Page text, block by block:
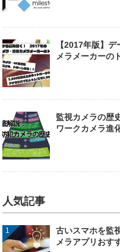
【2017年版】
メラメーカーの
監視カメラの歴
ワークカメラ進
人気記事
古いスマホを監
メラアプリおす